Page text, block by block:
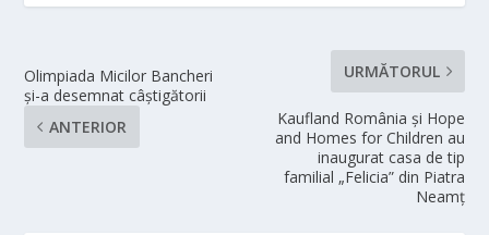
Olimpiada Micilor Bancheri
și-a desemnat câștigătorii
ANTERIOR
URMĂTORUL
Kaufland România și Hope
and Homes for Children au
inaugurat casa de tip
familial „Felicia” din Piatra
Neamț